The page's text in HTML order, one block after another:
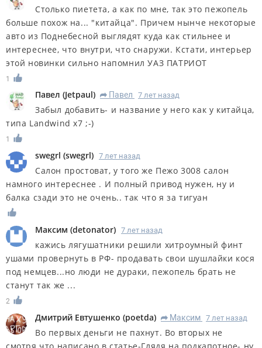
Столько пиетета, а как по мне, так это пежопель
больше похож на... "китайца". Причем нынче некоторые
авто из Поднебесной выглядят куда как стильнее и
интереснее, что внутри, что снаружи. Кстати, интерьер
этой новинки сильно напомнил УАЗ ПАТРИОТ
1
Павел (Jetpaul) R Павел 7 лет назад
Забыл добавить- и название у него как у китайца,
типа Landwind x7 ;-)
1
swegrl (swegrl) 7 лет назад
Салон простоват, у того же Пежо 3008 салон
намного интереснее . И полный привод нужен, ну и
балка сзади это не очень.. так что я за тигуан
Максим (detonator) 7 лет назад
кажись лягушатники решили хитроумный финт
ушами провернуть в РФ- продавать свои шушлайки кося
под немцев...но люди не дураки, пежопель брать не
станут так же ...
2
Дмитрий Евтушенко (poetda) R Максим 7 лет назад
Во первых деньги не пахнут. Во вторых не